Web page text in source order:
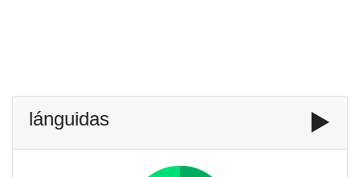
lánguidas ▶️